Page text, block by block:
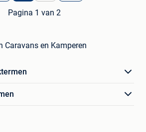
Pagina 1 van 2
Caravans en Kamperen